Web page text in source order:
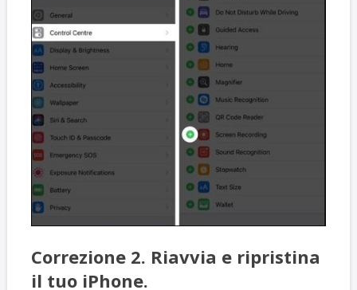
Correzione 2. Riavvia e ripristina
il tuo iPhone.